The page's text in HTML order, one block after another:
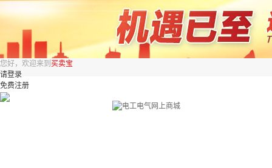
您好，欢迎来到 买卖宝
请登录
免费注册